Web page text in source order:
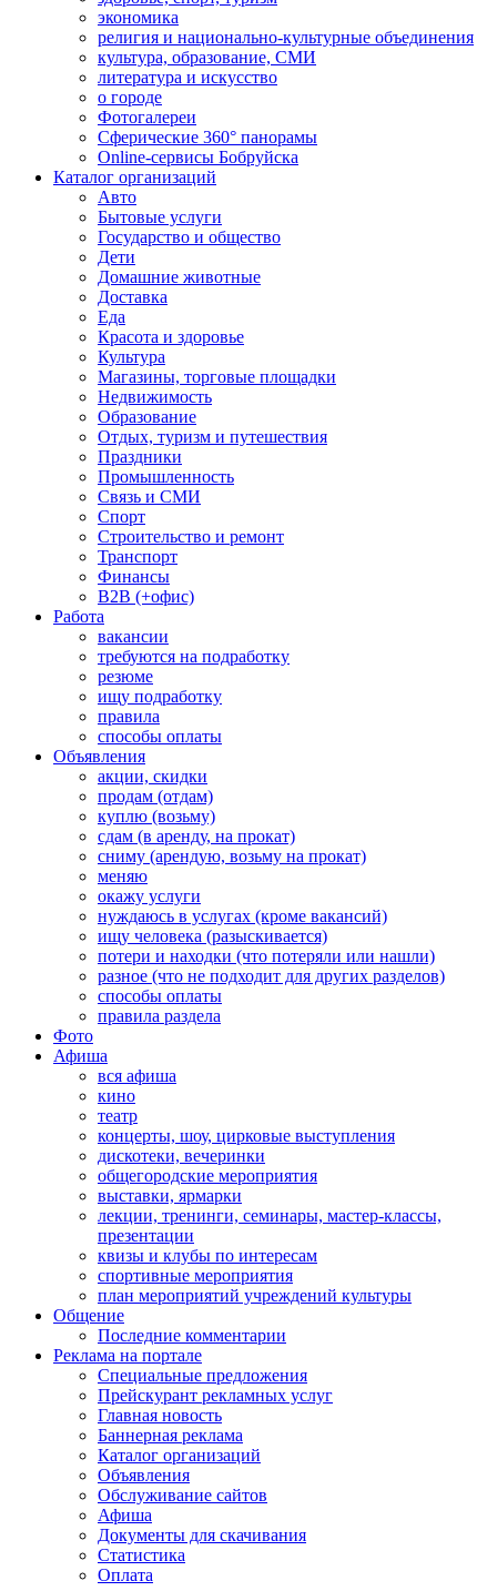
экономика
религия и национально-культурные объединения
культура, образование, СМИ
литература и искусство
о городе
Фотогалереи
Сферические 360° панорамы
Online-сервисы Бобруйска
Каталог организаций
Авто
Бытовые услуги
Государство и общество
Дети
Домашние животные
Доставка
Еда
Красота и здоровье
Культура
Магазины, торговые площадки
Недвижимость
Образование
Отдых, туризм и путешествия
Праздники
Промышленность
Связь и СМИ
Спорт
Строительство и ремонт
Транспорт
Финансы
B2B (+офис)
Работа
вакансии
требуются на подработку
резюме
ищу подработку
правила
способы оплаты
Объявления
акции, скидки
продам (отдам)
куплю (возьму)
сдам (в аренду, на прокат)
сниму (арендую, возьму на прокат)
меняю
окажу услуги
нуждаюсь в услугах (кроме вакансий)
ищу человека (разыскивается)
потери и находки (что потеряли или нашли)
разное (что не подходит для других разделов)
способы оплаты
правила раздела
Фото
Афиша
вся афиша
кино
театр
концерты, шоу, цирковые выступления
дискотеки, вечеринки
общегородские мероприятия
выставки, ярмарки
лекции, тренинги, семинары, мастер-классы,
презентации
квизы и клубы по интересам
спортивные мероприятия
план мероприятий учреждений культуры
Общение
Последние комментарии
Реклама на портале
Специальные предложения
Прейскурант рекламных услуг
Главная новость
Баннерная реклама
Каталог организаций
Объявления
Обслуживание сайтов
Афиша
Документы для скачивания
Статистика
Оплата